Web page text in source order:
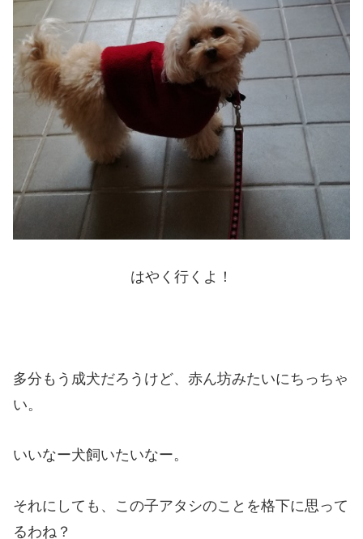
はやく行くよ！
多分もう成犬だろうけど、赤ん坊みたいにちっちゃ
い。
いいなー犬飼いたいなー。
それにしても、この子アタシのことを格下に思って
るわね？